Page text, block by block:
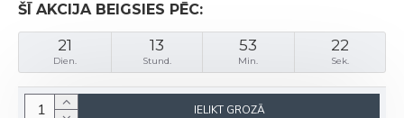
ŠĪ AKCIJA BEIGSIES PĒC:
21
Dien.
13
Stund.
53
Min.
22
Sek.
IELIKT GROZĀ